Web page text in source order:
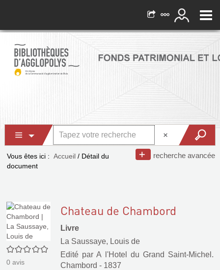
recherche avancée
Vous êtes ici : Accueil / Détail du
document
0/5
0 avis
Chateau de Chambord
Livre
La Saussaye, Louis de
Edité parA l'Hotel du Grand Saint-Michel.
Chambord - 1837